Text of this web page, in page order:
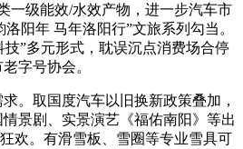
一级能效/水效产物，进一步汽车市
阳年 马年洛阳行”文旅系列勾当。
技”多元形式，耽误沉点消费场合停
字号协会。
取国度汽车以旧换新政策叠加，
景剧、实景演艺《福佑南阳》等出
欢。有滑雪板、雪圈等专业雪具可